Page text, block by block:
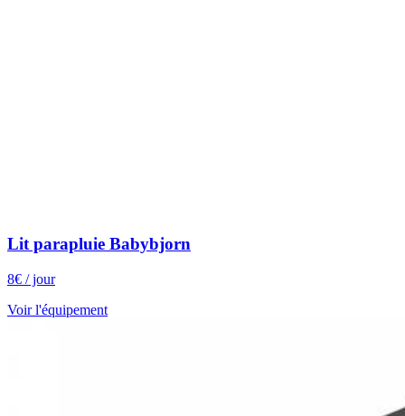
Lit parapluie Babybjorn
8€ / jour
Voir l'équipement